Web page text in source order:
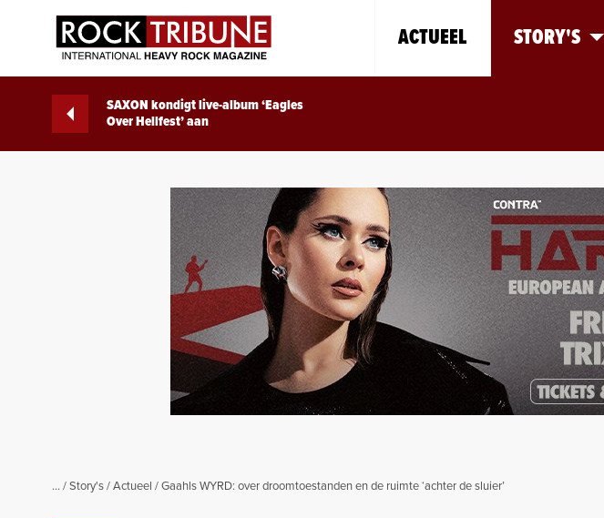
ACTUEEL STORY'S
SAXON kondigt live-album ‘Eagles
Over Hellfest’ aan
... /Story's/Actueel /Gaahls WYRD: over droomtoestanden en de ruimte ‘achter de sluier’